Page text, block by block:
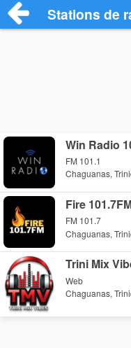
Stations de
Win Radio
FM 101.1
Chaguanas,
Fire
FM 101.7
Chaguanas,
Trini Mix
Web
Chaguanas,